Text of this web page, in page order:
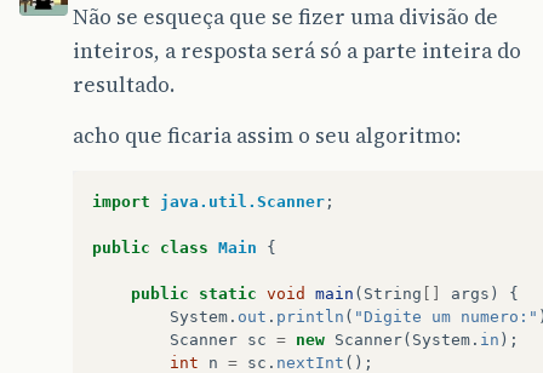
Não se esqueça que se fizer uma divisão de
inteiros, a resposta será só a parte inteira do
resultado.
acho que ficaria assim o seu algoritmo:
import java.util.Scanner ;
public class Main {
public static void main ( String [] args )
{
System . out . println ( "Digite um numero:"
Scanner sc = new Scanner( System . in );
int
n = sc . nextInt ();